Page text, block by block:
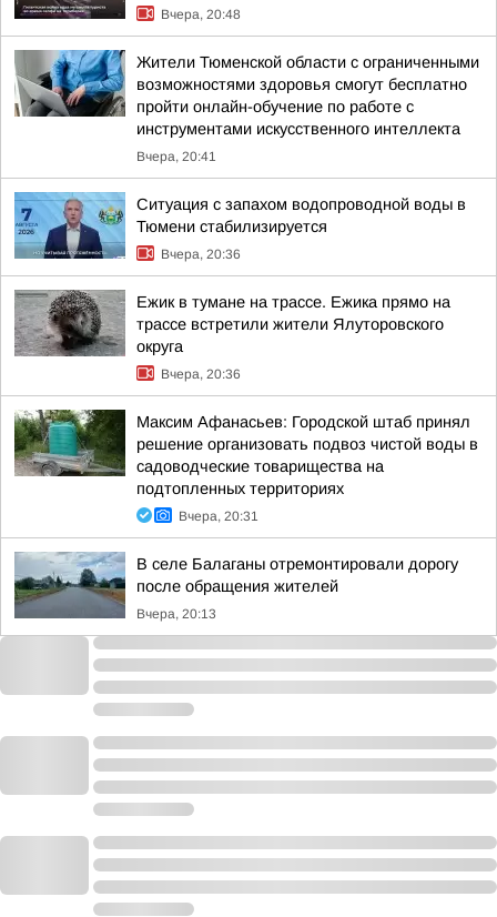
Вчера, 20:48
Жители Тюменской области с ограниченными
возможностями здоровья смогут бесплатно
пройти онлайн-обучение по работе с
инструментами искусственного интеллекта
Вчера, 20:41
Ситуация с запахом водопроводной воды в
Тюмени стабилизируется
Вчера, 20:36
Ежик в тумане на трассе. Ежика прямо на
трассе встретили жители Ялуторовского
округа
Вчера, 20:36
Максим Афанасьев: Городской штаб принял
решение организовать подвоз чистой воды в
садоводческие товарищества на
подтопленных территориях
Вчера, 20:31
В селе Балаганы отремонтировали дорогу
после обращения жителей
Вчера, 20:13